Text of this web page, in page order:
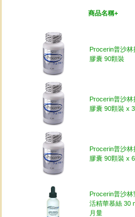
商品名稱+
Procerin普沙林
膠囊 90顆裝
Procerin普沙林
膠囊 90顆裝 x
Procerin普沙林
膠囊 90顆裝 x
Procerin普沙林
活精華慕絲 30
月量